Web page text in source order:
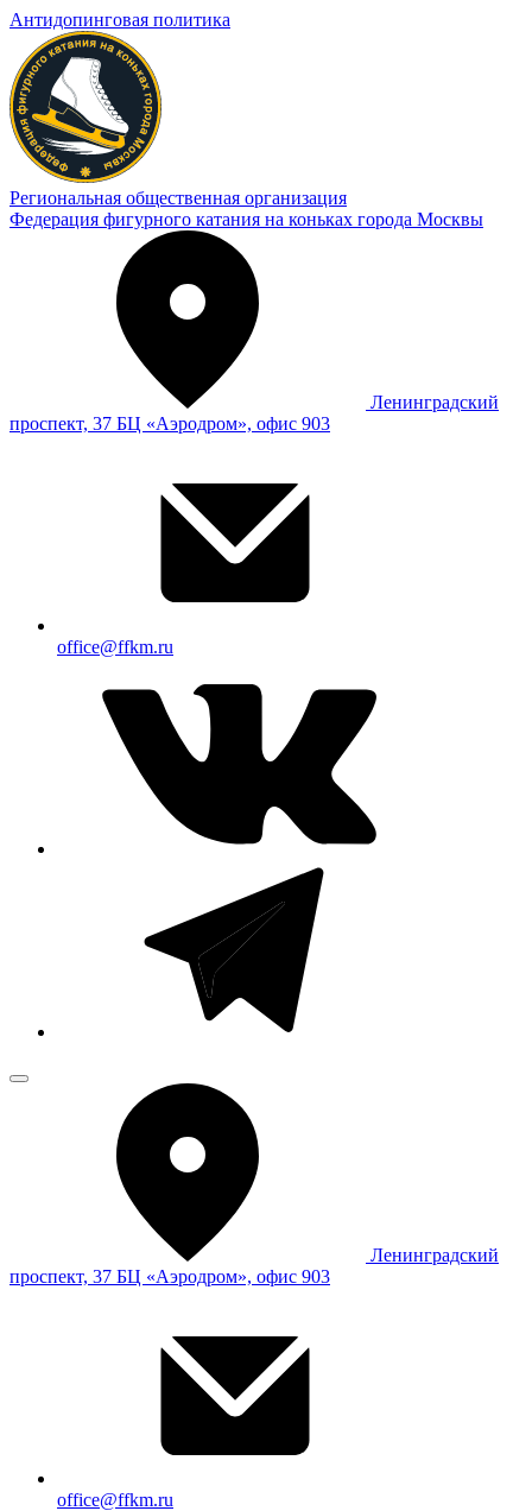
Антидопинговая политика
Региональная общественная организация
Федерация фигурного катания на коньках города Москвы
Ленинградский
проспект, 37 БЦ «Аэродром», офис 903
office@ffkm.ru
Ленинградский
проспект, 37 БЦ «Аэродром», офис 903
office@ffkm.ru